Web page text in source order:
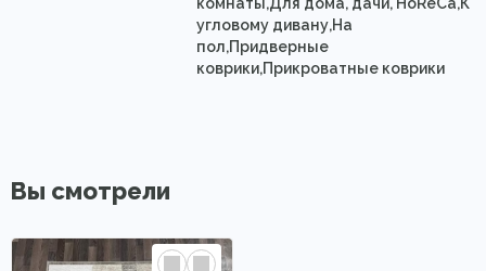
угловому дивану,На
пол,Придверные
коврики,Прикроватные коврики
Вы смотрели